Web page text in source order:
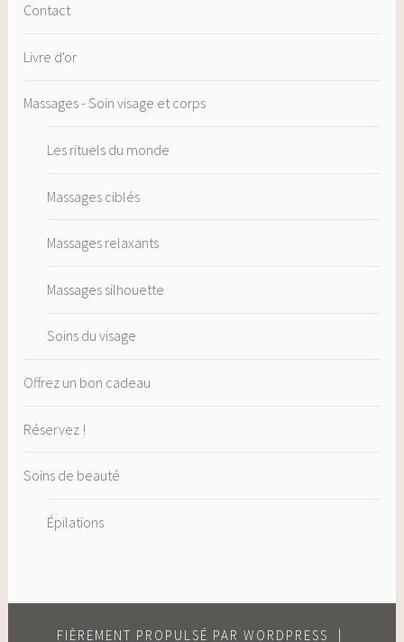
Contact
Livre d'or
Massages - Soin visage et corps
Les rituels du monde
Massages ciblés
Massages relaxants
Massages silhouette
Soins du visage
Offrez un bon cadeau
Réservez !
Soins de beauté
Épilations
FIÈREMENT PROPULSÉ PAR WORDPRESS |